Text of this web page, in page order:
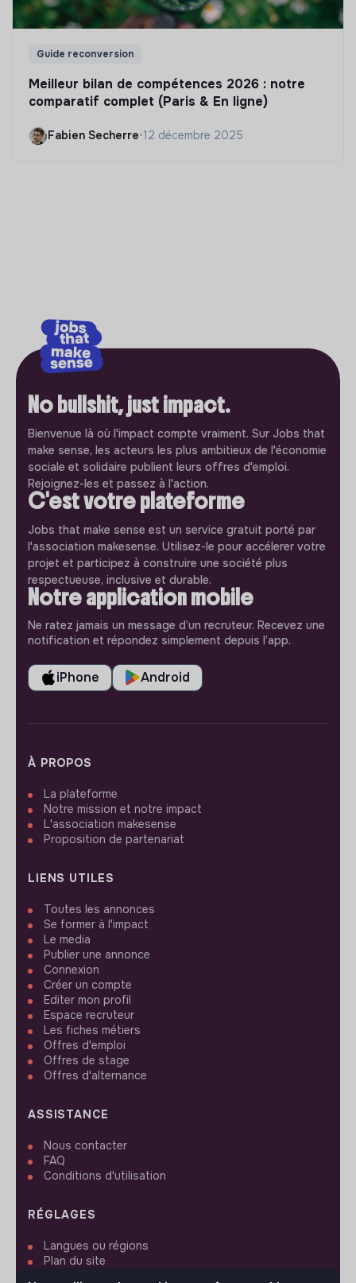
Guide reconversion
Meilleur bilan de compétences 2026 : notre
comparatif complet (Paris & En ligne)
Fabien Secherre•12 décembre 2025
No bullshit, just impact.
Bienvenue là où l'impact compte vraiment. Sur Jobs that
make sense, les acteurs les plus ambitieux de l'économie
sociale et solidaire publient leurs offres d'emploi.
Rejoignez-les et passez à l'action.
C'est votre plateforme
Jobs that make sense est un service gratuit porté par
l'association makesense. Utilisez-le pour accélerer votre
projet et participez à construire une société plus
respectueuse, inclusive et durable.
Notre application mobile
Ne ratez jamais un message d’un recruteur. Recevez une
notification et répondez simplement depuis l’app.
iPhone Android
À PROPOS
La plateforme
Notre mission et notre impact
L'association makesense
Proposition de partenariat
LIENS UTILES
Toutes les annonces
Se former à l'impact
Le media
Publier une annonce
Connexion
Créer un compte
Editer mon profil
Espace recruteur
Les fiches métiers
Offres d'emploi
Offres de stage
Offres d'alternance
ASSISTANCE
Nous contacter
FAQ
Conditions d'utilisation
RÉGLAGES
Langues ou régions
Plan du site